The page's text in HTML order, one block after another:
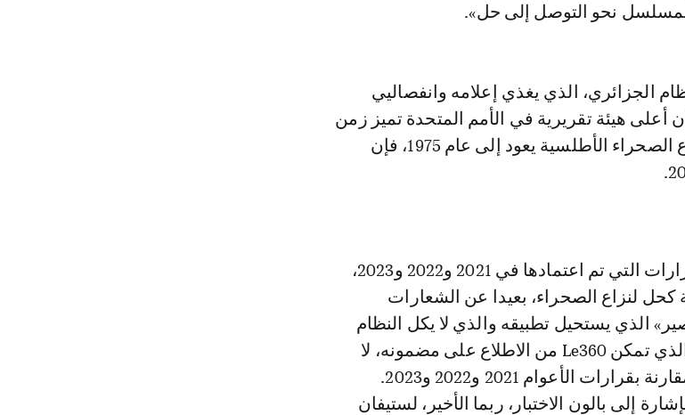
نحو التوصل إلى حل».
الجزائري، الذي يغذي إعلامه وانفصاليي
أن أعلى هيئة تقريرية في الأمم المتحدة تميز زمن
النزاع عن زمن الحل. إذا كان نزاع الصحراء الأطلسية يعود إلى عام 1975، فإن
يندرج القرار في نفس سياق القرارات التي تم اعتمادها في 2021 و2022 و2023،
كحل لنزاع الصحراء، بعيدا عن الشعارات
الذي يستحيل تطبيقه والذي لا يكل النظام
الجزائري من التطبيل له. النص، الذي تمكن Le360 من الاطلاع على مضمونه، لا
يقدم إلا القليل من المستجدات مقارنة بقرارات الأعوام 2021 و2022 و2023.
إلى بالون الاختبار، ربما الأخير، لستيفان